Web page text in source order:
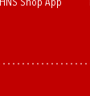
HNS Shop App